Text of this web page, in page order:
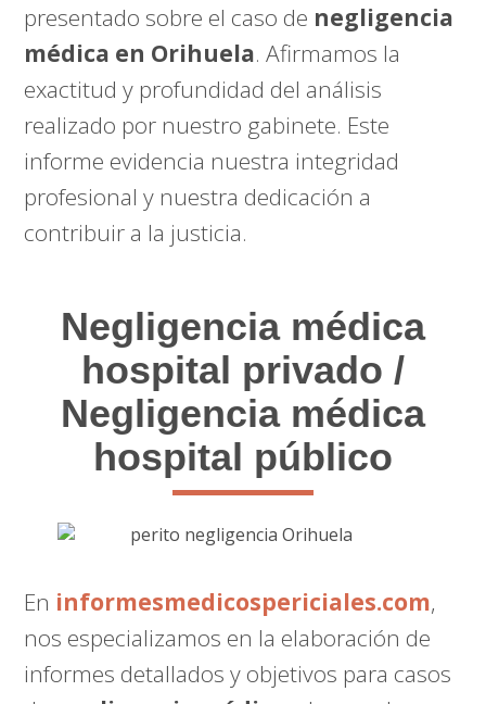
presentado sobre el caso de negligencia
médica en Orihuela. Afirmamos la
exactitud y profundidad del análisis
realizado por nuestro gabinete. Este
informe evidencia nuestra integridad
profesional y nuestra dedicación a
contribuir a la justicia.
Negligencia médica
hospital privado /
Negligencia médica
hospital público
En informesmedicospericiales.com,
nos especializamos en la elaboración de
informes detallados y objetivos para casos